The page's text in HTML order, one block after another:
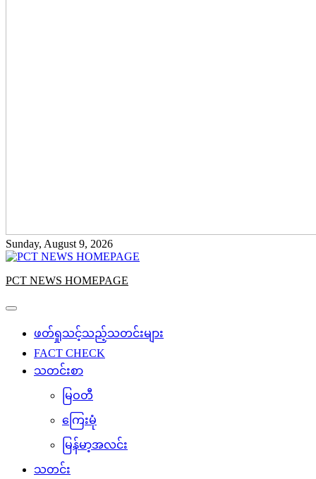
Sunday, August 9, 2026
PCT NEWS HOMEPAGE
ဖတ်ရှုသင့်သည့်သတင်းများ
FACT CHECK
သတင်းစာ
မြဝတီ
ကြေးမုံ
မြန်မာ့အလင်း
သတင်း